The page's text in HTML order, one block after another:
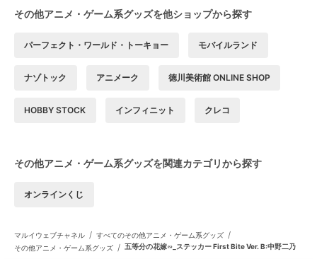
その他アニメ・ゲーム系グッズを他ショップから探す
パーフェクト・ワールド・トーキョー モバイルランド
ナゾトック アニメーク 徳川美術館 ONLINE SHOP
HOBBY STOCK インフィニット クレコ
その他アニメ・ゲーム系グッズを関連カテゴリから探す
オンラインくじ
マルイウェブチャネル / すべてのその他アニメ・ゲーム系グッズ /
その他アニメ・ゲーム系グッズ / 五等分の花嫁∽_ステッカー First Bite Ver. B:中野二乃